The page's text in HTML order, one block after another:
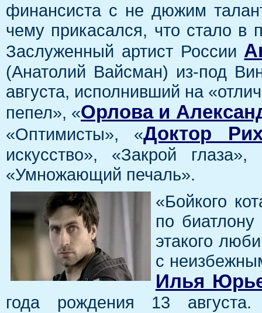
финансиста с не дюжим
чему прикасался, что стало в
Заслуженный артист России
(Анатолий Вайсман) из-под
августа, исполнивший на
пепел», «Орлова и
«Оптимисты», «Доктор
искусство», «Закрой
«Умножающий печаль».
«Бойкого
по биатлону
этакого
с
Илья
года рождения 13